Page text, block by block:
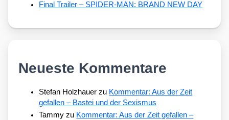
Final Trailer – SPIDER-MAN: BRAND NEW DAY
Neueste Kommentare
Stefan Holzhauer zu Kommentar: Aus der Zeit
gefallen – Bastei und der Sexismus
Tammy zu Kommentar: Aus der Zeit gefallen –